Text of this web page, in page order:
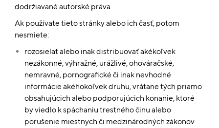
dodržiavané autorské práva.
Ak používate tieto stránky alebo ich časť, potom
nesmiete:
rozosielať alebo inak distribuovať akékoľvek
nezákonné, výhražné, urážlivé, ohováračské,
nemravné, pornografické či inak nevhodné
informácie akéhokoľvek druhu, vrátane tých priamo
obsahujúcich alebo podporujúcich konanie, ktoré
by viedlo k spáchaniu trestného činu alebo
porušenie miestnych či medzinárodných zákonov